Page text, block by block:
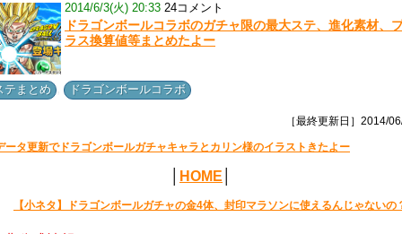
2014/6/3(火) 20:33 24コメント
ドラゴンボールコラボのガチャ限の最大ステ、進化素材、
ラス換算値等まとめたよー
テまとめ ドラゴンボールコラボ
［最終更新日］2014/
ータ更新でドラゴンボールガチャキャラとカリン様のイラストきたよー
HOME
【小ネタ】ドラゴンボールガチャの金4体、封印マラソンに使えるんじゃないの